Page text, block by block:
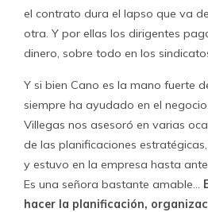
la Confederación Coordinadora
Comercio, Sergio Cisternas.
De rearticulador
paradigma del
ElCentro de Estudios del
larga historia. Fundada por
de los setenta, el entonces centro
sociológicos pasó a ser liderado